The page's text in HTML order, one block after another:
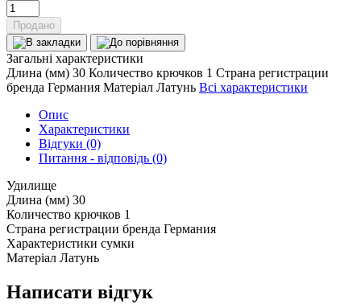
Продано
Загальні характеристики
Длина (мм) 30 Количество крючков 1 Страна регистрации
бренда Германия Матеріал Латунь Всі характеристики
Опис
Характеристики
Відгуки (0)
Питання - відповідь (0)
Удилище
Длина (мм) 30
Количество крючков 1
Страна регистрации бренда Германия
Характеристики сумки
Матеріал Латунь
Написати відгук